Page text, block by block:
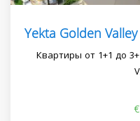
Квартиры от 1+1 до